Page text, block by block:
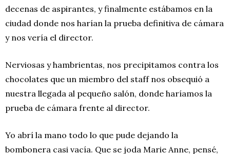
decenas de aspirantes, y finalmente estábamos en la
ciudad donde nos harían la prueba definitiva de cámara
y nos vería el director.
Nerviosas y hambrientas, nos precipitamos contra los
chocolates que un miembro del staff nos obsequió a
nuestra llegada al pequeño salón, donde haríamos la
prueba de cámara frente al director.
Yo abrí la mano todo lo que pude dejando la
bombonera casi vacía. Que se joda Marie Anne, pensé,